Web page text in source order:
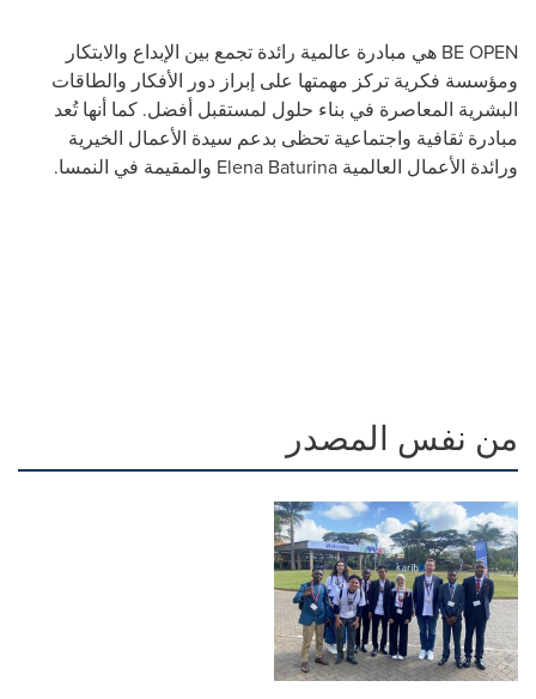
BE OPEN هي مبادرة عالمية رائدة تجمع بين الإبداع والابتكار
ومؤسسة فكرية تركز مهمتها على إبراز دور الأفكار والطاقات
البشرية المعاصرة في بناء حلول لمستقبل أفضل. كما أنها تُعد
مبادرة ثقافية واجتماعية تحظى بدعم سيدة الأعمال الخيرية
ورائدة الأعمال العالمية Elena Baturina والمقيمة في النمسا.
من نفس المصدر